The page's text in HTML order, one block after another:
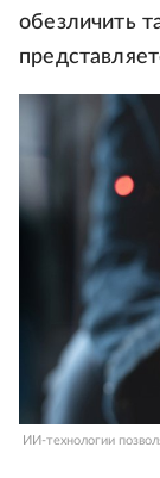
обезличить
ИИ-технологии